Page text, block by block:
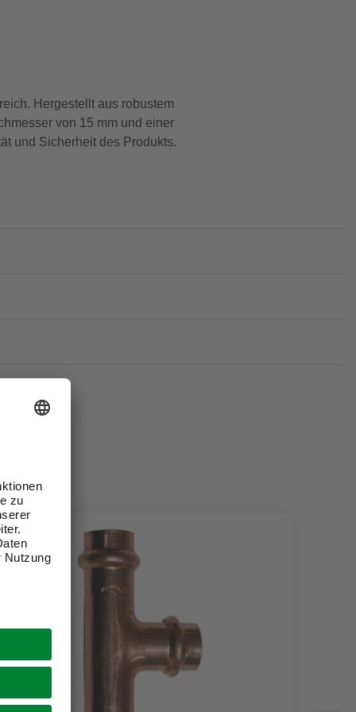
Hergestellt aus robustem
von 15 mm und einer
und Sicherheit des Produkts.